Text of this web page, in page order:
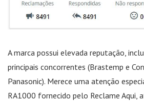
A marca possui elevada reputação,
principais concorrentes (Brastemp e
Panasonic). Merece uma atenção
RA1000 fornecido pelo Reclame Aqui,